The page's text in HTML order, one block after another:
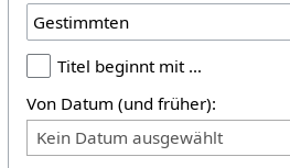
Titel beginnt mit …
Von Datum (und früher):
Kein Datum ausgewählt